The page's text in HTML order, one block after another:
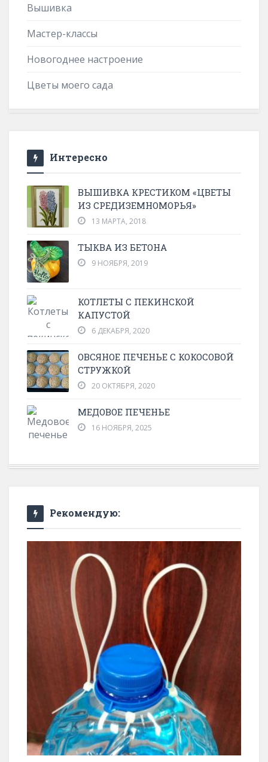
Вышивка
Мастер-классы
Новогоднее настроение
Цветы моего сада
Интересно
ВЫШИВКА КРЕСТИКОМ «ЦВЕТЫ
ИЗ СРЕДИЗЕМНОМОРЬЯ»
13 МАРТА, 2018
ТЫКВА ИЗ БЕТОНА
9 НОЯБРЯ, 2019
КОТЛЕТЫ С ПЕКИНСКОЙ
КАПУСТОЙ
6 ДЕКАБРЯ, 2020
ОВСЯНОЕ ПЕЧЕНЬЕ С КОКОСОВОЙ
СТРУЖКОЙ
20 ОКТЯБРЯ, 2020
МЕДОВОЕ ПЕЧЕНЬЕ
16 НОЯБРЯ, 2025
Рекомендую: